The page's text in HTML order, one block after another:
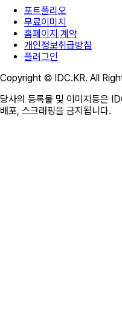
포트폴리오
무료이미지
홈페이지 계약
개인정보취급방침
플러그인
Copyright © IDC.KR. All
당사의 등록물 및 이미지등은
배포, 스크래핑을 금지됩니다.